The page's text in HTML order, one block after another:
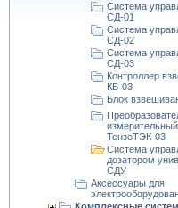
Система
СД-01
Система
СД-02
Система
СД-03
Контроллер
КВ-03
Блок
измерительный
ТензоТЭК-03
Система
дозатором
СДУ
Аксессуары для